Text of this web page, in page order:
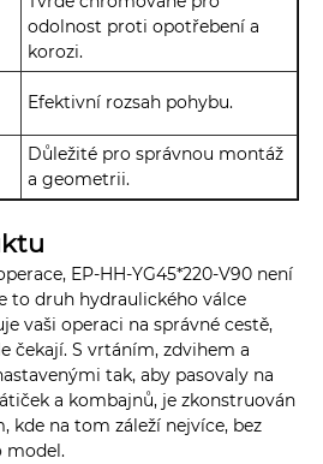
odolnost proti opotřebení a
korozi.
Efektivní rozsah pohybu.
Důležité pro správnou montáž
a geometrii.
EP-HH-YG45*220-V90 není
to druh hydraulického válce
vaši operaci na správné cestě,
čekají. S vrtáním, zdvihem a
tak, aby pasovaly na
a kombajnů, je zkonstruován
kde na tom záleží nejvíce, bez
model.